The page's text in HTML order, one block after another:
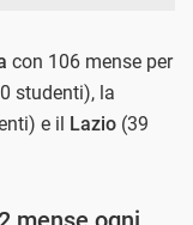
con 106 mense per
studenti), la
e il Lazio (39